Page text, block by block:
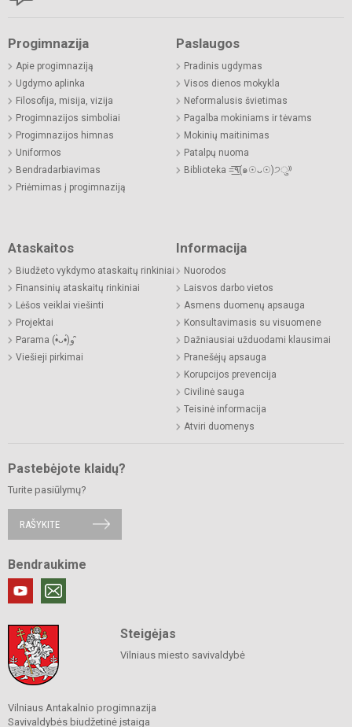
Progimnazija
Apie progimnaziją
Ugdymo aplinka
Filosofija, misija, vizija
Progimnazijos simboliai
Progimnazijos himnas
Uniformos
Bendradarbiavimas
Priėmimas į progimnaziją
Paslaugos
Pradinis ugdymas
Visos dienos mokykla
Neformalusis švietimas
Pagalba mokiniams ir tėvams
Mokinių maitinimas
Patalpų nuoma
Biblioteka =͟͟͞͞٩(๑☉ᴗ☉)੭ु⁾⁾
Ataskaitos
Biudžeto vykdymo ataskaitų rinkiniai
Finansinių ataskaitų rinkiniai
Lėšos veiklai viešinti
Projektai
Parama (•̀ᴗ•́)و ̑̑
Viešieji pirkimai
Informacija
Nuorodos
Laisvos darbo vietos
Asmens duomenų apsauga
Konsultavimasis su visuomene
Dažniausiai užduodami klausimai
Pranešėjų apsauga
Korupcijos prevencija
Civilinė sauga
Teisinė informacija
Atviri duomenys
Pastebėjote klaidų?
Turite pasiūlymų?
RAŠYKITE
Bendraukime
Steigėjas
Vilniaus miesto savivaldybė
Vilniaus Antakalnio progimnazija
Savivaldybės biudžetinė įstaiga